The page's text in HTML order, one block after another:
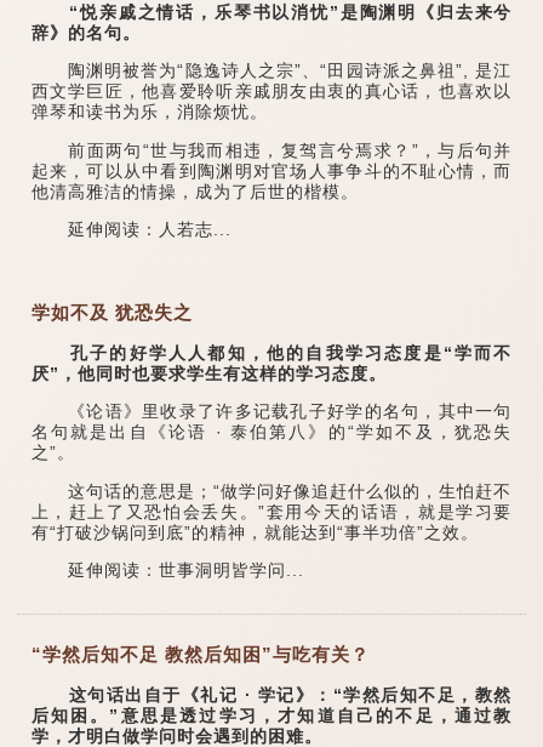
“悦亲戚之情话，乐琴书以消忧”是陶渊明《归去来兮
辞》的名句。
陶渊明被誉为“隐逸诗人之宗”、“田园诗派之鼻祖”, 是江
西文学巨匠，他喜爱聆听亲戚朋友由衷的真心话，也喜欢以
弹琴和读书为乐，消除烦忧。
前面两句“世与我而相违，复驾言兮焉求？”，与后句并
起来，可以从中看到陶渊明对官场人事争斗的不耻心情，而
他清高雅洁的情操，成为了后世的楷模。
延伸阅读：人若志...
学如不及 犹恐失之
孔子的好学人人都知，他的自我学习态度是“学而不
厌”，他同时也要求学生有这样的学习态度。
《论语》里收录了许多记载孔子好学的名句，其中一句
名句就是出自《论语 · 泰伯第八》的“学如不及，犹恐失
之”。
这句话的意思是；“做学问好像追赶什么似的，生怕赶不
上，赶上了又恐怕会丢失。”套用今天的话语，就是学习要
有“打破沙锅问到底”的精神，就能达到“事半功倍”之效。
延伸阅读：世事洞明皆学问...
“学然后知不足 教然后知困”与吃有关？
这句话出自于《礼记 · 学记》：“学然后知不足，教然
后知困。”意思是透过学习，才知道自己的不足，通过教
学，才明白做学问时会遇到的困难。